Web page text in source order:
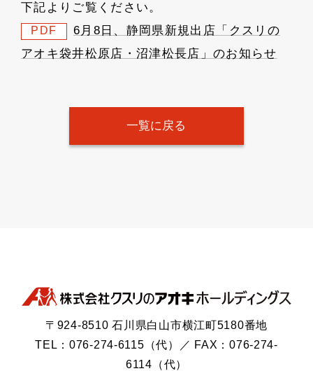
下記よりご覧ください。
PDF
6月8日、静岡県新規出店「クスリの
アオキ袋井松原店・沼津松長店」のお知らせ
一覧に戻る
〒924-8510 石川県白山市横江町5180番地
TEL：076-274-6115（代）／ FAX：076-274-
6114（代）